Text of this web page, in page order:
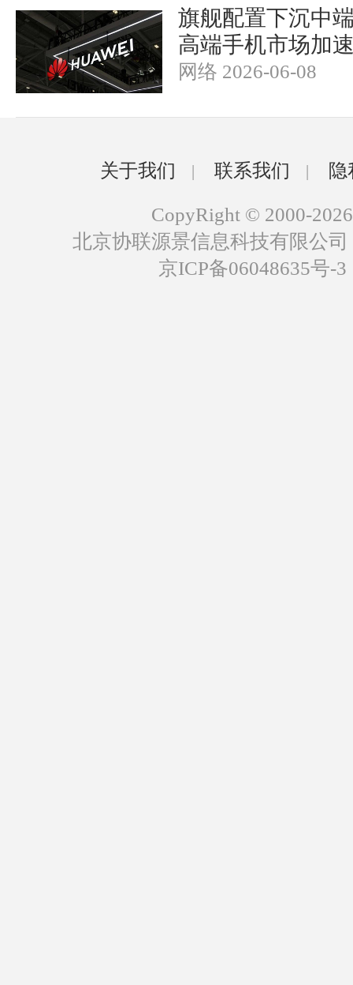
旗舰配置下沉中
高端手机市场加
网络 2026-06-08
关于我们 | 联系我们 |
CopyRight © 2000-2026
北京协联源景信息科技有限公
京ICP备06048635号-3